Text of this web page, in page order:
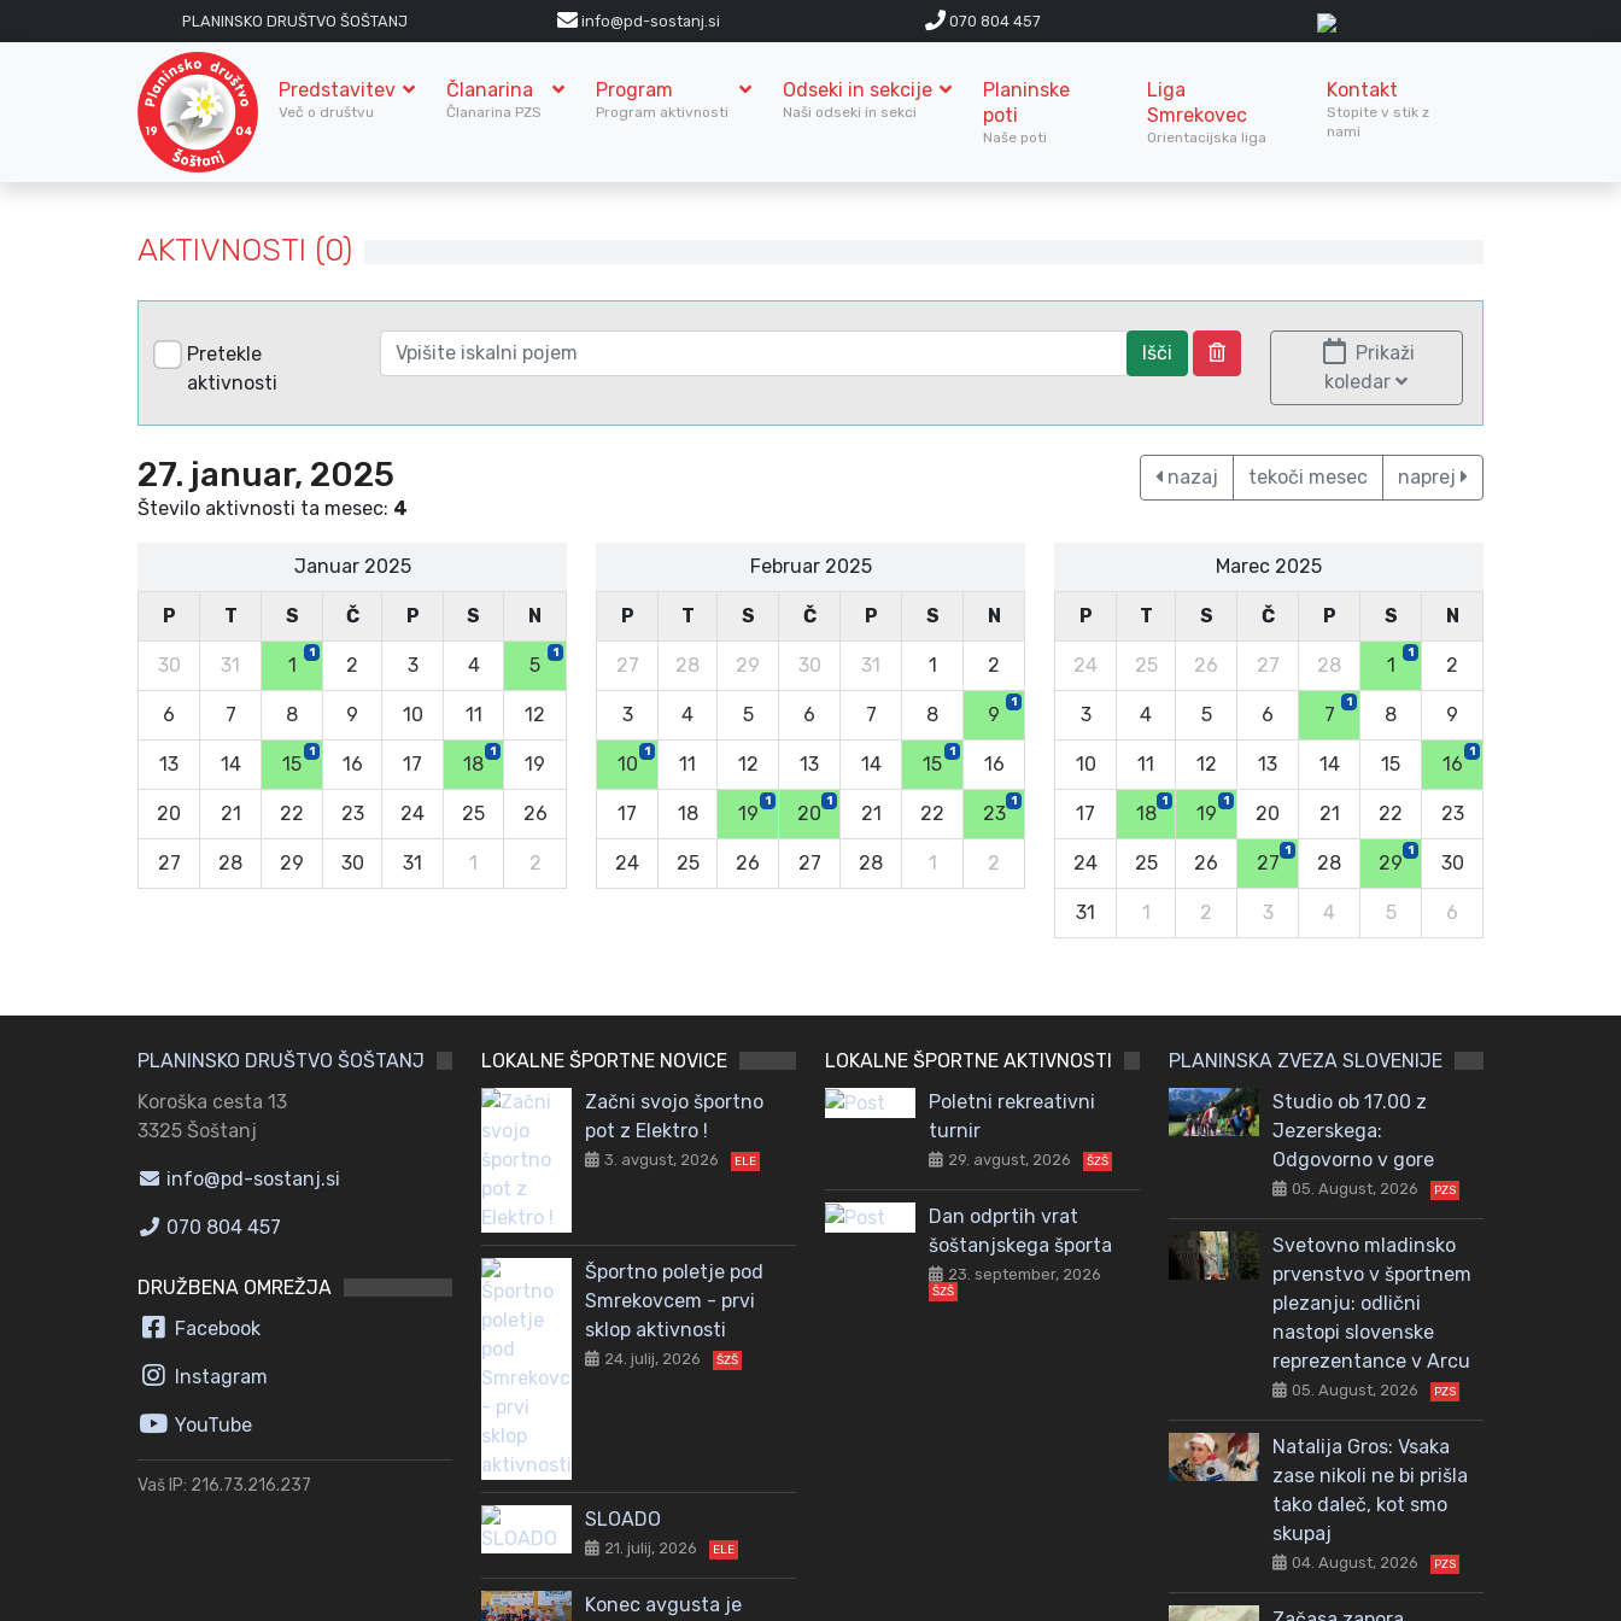
PLANINSKO DRUŠTVO ŠOŠTANJ info@pd-sostanj.si 070 804 457
Predstavitev
Več o društvu
Članarina
Članarina PZS
Program
Program aktivnosti
Odseki in sekcije
Naši odseki in sekci
Planinske
poti
Naše poti
Liga
Smrekovec
Orientacijska liga
Kontakt
Stopite v stik z
nami
AKTIVNOSTI (0)
Pretekle
aktivnosti
Išči
Prikaži
koledar
27. januar, 2025
Število aktivnosti ta mesec: 4
nazaj tekoči mesec naprej
Januar 2025
P T S Č P S N
30 31 1
1
2 3 4 5
1
6 7 8 9 10 11 12
13 14 15
1
16 17 18
1
19
20 21 22 23 24 25 26
27 28 29 30 31 1 2
Februar 2025
P T S Č P S N
27 28 29 30 31 1 2
3 4 5 6 7 8 9
1
10
1
11 12 13 14 15
1
16
17 18 19
1
20
1
21 22 23
1
24 25 26 27 28 1 2
Marec 2025
P T S Č P S N
24 25 26 27 28 1
1
2
3 4 5 6 7
1
8 9
10 11 12 13 14 15 16
1
17 18
1
19
1
20 21 22 23
24 25 26 27
1
28 29
1
30
31 1 2 3 4 5 6
PLANINSKO DRUŠTVO ŠOŠTANJ
Koroška cesta 13
3325 Šoštanj
info@pd-sostanj.si
070 804 457
DRUŽBENA OMREŽJA
Facebook
Instagram
YouTube
Vaš IP: 216.73.216.237
LOKALNE ŠPORTNE NOVICE
Začni svojo športno
pot z Elektro !
3. avgust, 2026 ELE
Športno poletje pod
Smrekovcem - prvi
sklop aktivnosti
24. julij, 2026 ŠZŠ
SLOADO
21. julij, 2026 ELE
Konec avgusta je
LOKALNE ŠPORTNE AKTIVNOSTI
Poletni rekreativni
turnir
29. avgust, 2026 ŠZŠ
Dan odprtih vrat
šoštanjskega športa
23. september, 2026
ŠZŠ
PLANINSKA ZVEZA SLOVENIJE
Studio ob 17.00 z
Jezerskega:
Odgovorno v gore
05. August, 2026 PZS
Svetovno mladinsko
prvenstvo v športnem
plezanju: odlični
nastopi slovenske
reprezentance v Arcu
05. August, 2026 PZS
Natalija Gros: Vsaka
zase nikoli ne bi prišla
tako daleč, kot smo
skupaj
04. August, 2026 PZS